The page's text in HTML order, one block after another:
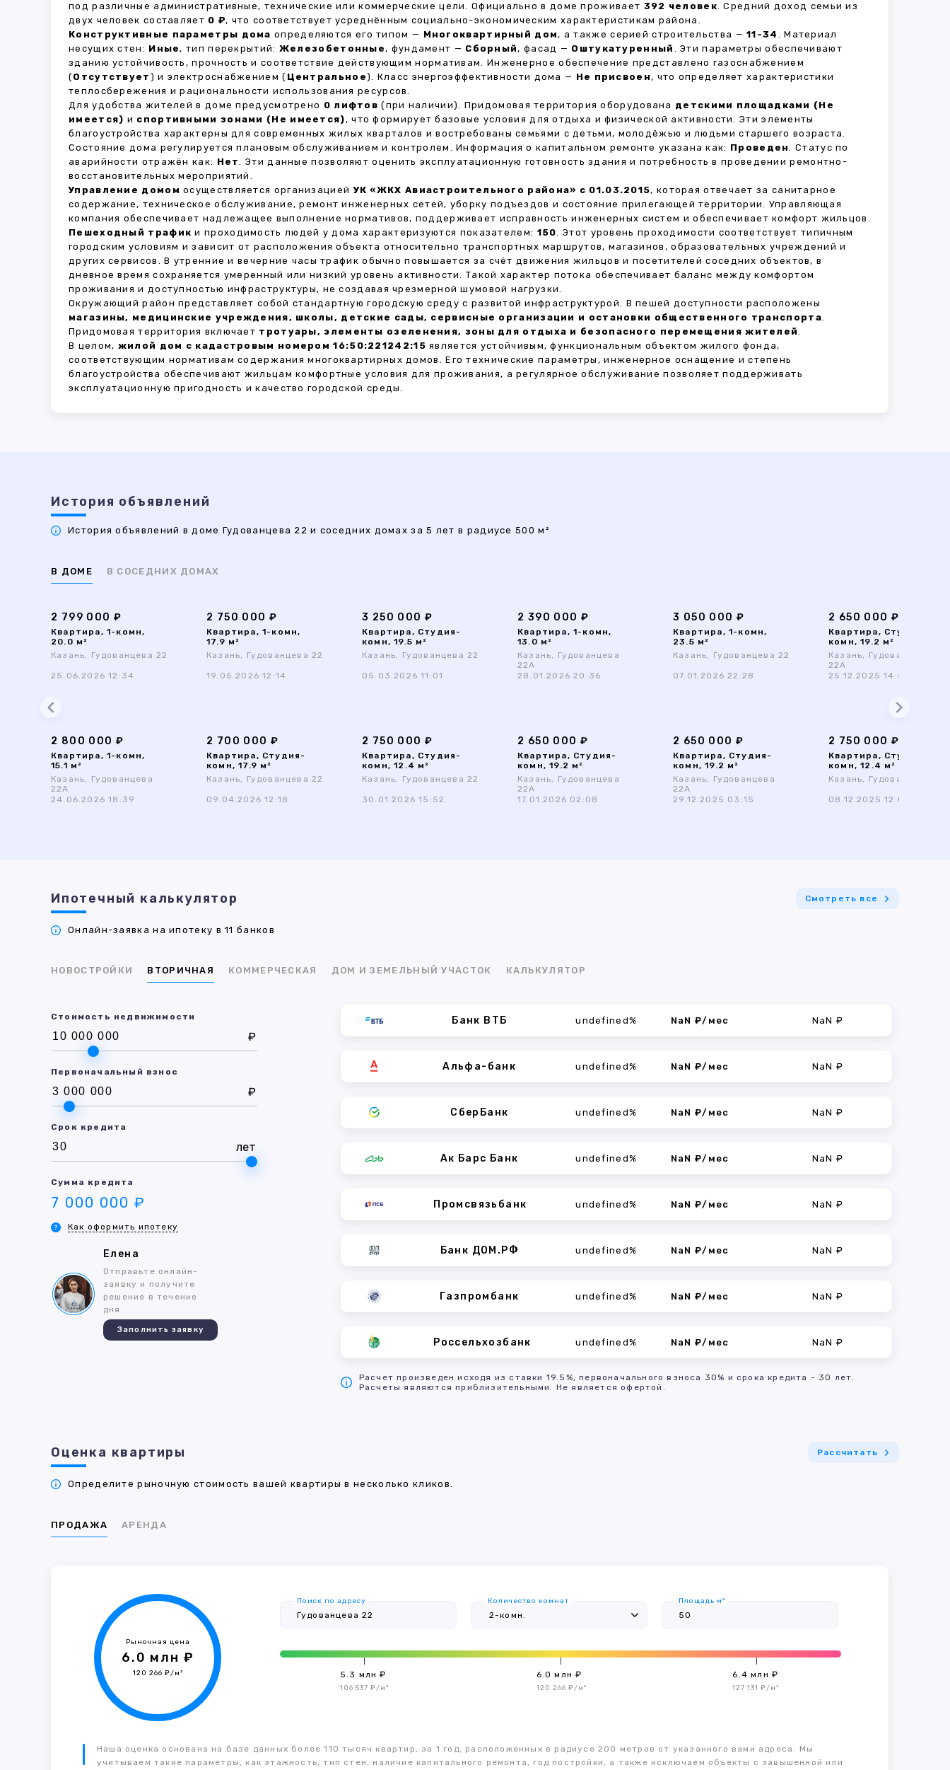
под различные административные, технические или коммерческие цели. Официально в доме проживает 392 человек. Средний доход семьи из
двух человек составляет 0 ₽, что соответствует усреднённым социально-экономическим характеристикам района.
Конструктивные параметры дома определяются его типом — Многоквартирный дом, а также серией строительства —11-34 . Материал
несущих стен: Иные, тип перекрытий: Железобетонные, фундамент — Сборный, фасад — Оштукатуренный . Эти параметры обеспечивают
зданию устойчивость, прочность и соответствие действующим нормативам. Инженерное обеспечение представлено газоснабжением
(Отсутствует ) и электроснабжением ( Центральное). Класс энергоэффективности дома — Не присвоен, что определяет характеристики
теплосбережения и рациональности использования ресурсов.
Для удобства жителей в доме предусмотрено 0 лифтов (при наличии). Придомовая территория оборудована детскими площадками (Не
имеется) и спортивными зонами (Не имеется), что формирует базовые условия для отдыха и физической активности. Эти элементы
благоустройства характерны для современных жилых кварталов и востребованы семьями с детьми, молодёжью и людьми старшего возраста.
Состояние дома регулируется плановым обслуживанием и контролем. Информация о капитальном ремонте указана как: Проведен. Статус по
аварийности отражён как: Нет. Эти данные позволяют оценить эксплуатационную готовность здания и потребность в проведении ремонтно-
восстановительных мероприятий.
Управление домом осуществляется организациейУК «ЖКХ Авиастроительного района» с 01.03.2015, которая отвечает за санитарное
содержание, техническое обслуживание, ремонт инженерных сетей, уборку подъездов и состояние прилегающей территории. Управляющая
компания обеспечивает надлежащее выполнение нормативов, поддерживает исправность инженерных систем и обеспечивает комфорт жильцов.
Пешеходный трафик и проходимость людей у дома характеризуются показателем: 150. Этот уровень проходимости соответствует типичным
городским условиям и зависит от расположения объекта относительно транспортных маршрутов, магазинов, образовательных учреждений и
других сервисов. В утренние и вечерние часы трафик обычно повышается за счёт движения жильцов и посетителей соседних объектов, в
дневное время сохраняется умеренный или низкий уровень активности. Такой характер потока обеспечивает баланс между комфортом
проживания и доступностью инфраструктуры, не создавая чрезмерной шумовой нагрузки.
Окружающий район представляет собой стандартную городскую среду с развитой инфраструктурой. В пешей доступности расположены
магазины, медицинские учреждения, школы, детские сады, сервисные организации и остановки общественного транспорта.
Придомовая территория включает тротуары, элементы озеленения, зоны для отдыха и безопасного перемещения жителей.
В целом, жилой дом с кадастровым номером 16:50:221242:15 является устойчивым, функциональным объектом жилого фонда,
соответствующим нормативам содержания многоквартирных домов. Его технические параметры, инженерное оснащение и степень
благоустройства обеспечивают жильцам комфортные условия для проживания, а регулярное обслуживание позволяет поддерживать
эксплуатационную пригодность и качество городской среды.
История объявлений
История объявлений в доме Гудованцева 22 и соседних домах за 5 лет в радиусе 500 м²
В ДОМЕ В СОСЕДНИХ ДОМАХ
2 799 000 ₽
Квартира, 1-комн,
20.0 м²
Казань, Гудованцева 22
25.06.2026 12:34
2 750 000 ₽
Квартира, 1-комн,
17.9 м²
Казань, Гудованцева 22
19.05.2026 12:14
3 250 000 ₽
Квартира, Студия-
комн, 19.5 м²
Казань, Гудованцева 22
05.03.2026 11:01
2 390 000 ₽
Квартира, 1-комн,
13.0 м²
Казань, Гудованцева
22А
28.01.2026 20:36
3 050 000 ₽
Квартира, 1-комн,
23.5 м²
Казань, Гудованцева 22
07.01.2026 22:28
2 650 000 ₽
Квартира, Студия-
комн, 19.2 м²
Казань, Гудованцева
22А
25.12.2025 14:51
2 800 000 ₽
Квартира, 1-комн,
15.1 м²
Казань, Гудованцева
22А
24.06.2026 18:39
2 700 000 ₽
Квартира, Студия-
комн, 17.9 м²
Казань, Гудованцева 22
09.04.2026 12:18
2 750 000 ₽
Квартира, Студия-
комн, 12.4 м²
Казань, Гудованцева 22
30.01.2026 15:52
2 650 000 ₽
Квартира, Студия-
комн, 19.2 м²
Казань, Гудованцева
22А
17.01.2026 02:08
2 650 000 ₽
Квартира, Студия-
комн, 19.2 м²
Казань, Гудованцева
22А
29.12.2025 03:15
2 750 000 ₽
Квартира, Студия-
комн, 12.4 м²
Казань, Гудованцева 22
08.12.2025 12:03
Ипотечный калькулятор Смотреть все
Онлайн-заявка на ипотеку в 11 банков
НОВОСТРОЙКИ ВТОРИЧНАЯ КОММЕРЧЕСКАЯ ДОМ И ЗЕМЕЛЬНЫЙ УЧАСТОК КАЛЬКУЛЯТОР
Стоимость недвижимости
₽
Первоначальный взнос
₽
Срок кредита
лет
Сумма кредита
7 000 000 ₽
Как оформить ипотеку
Елена
Отправьте онлайн-
заявку и получите
решение в течение
дня
Заполнить заявку
Банк ВТБ undefined% NaN ₽/мес NaN ₽
Альфа-банк undefined% NaN ₽/мес NaN ₽
СберБанк undefined% NaN ₽/мес NaN ₽
Ак Барс Банк undefined% NaN ₽/мес NaN ₽
Промсвязьбанк undefined% NaN ₽/мес NaN ₽
Банк ДОМ.РФ undefined% NaN ₽/мес NaN ₽
Газпромбанк undefined% NaN ₽/мес NaN ₽
Россельхозбанк undefined% NaN ₽/мес NaN ₽
Расчет произведен исходя из ставки 19.5%, первоначального взноса 30% и срока кредита - 30 лет.
Расчеты являются приблизительными. Не является офертой.
Оценка квартиры Рассчитать
Определите рыночную стоимость вашей квартиры в несколько кликов.
ПРОДАЖА АРЕНДА
Рыночная цена
6.0 млн ₽
120 266 ₽/м²
Поиск по адресу Количество комнат Площадь м²
5.3 млн ₽
106 537 ₽/м²
6.0 млн ₽
120 266 ₽/м²
6.4 млн ₽
127 131 ₽/м²
Наша оценка основана на базе данных более 110 тысяч квартир, за 1 год, расположенных в радиусе 200 метров от указанного вами адреса. Мы
учитываем такие параметры, как этажность, тип стен, наличие капитального ремонта, год постройки, а также исключаем объекты с завышенной или